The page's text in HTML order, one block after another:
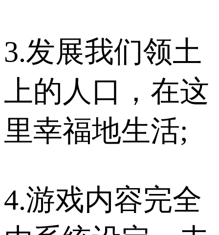
3.发展我们领土
上的人口，在这
里幸福地生活;
4.游戏内容完全